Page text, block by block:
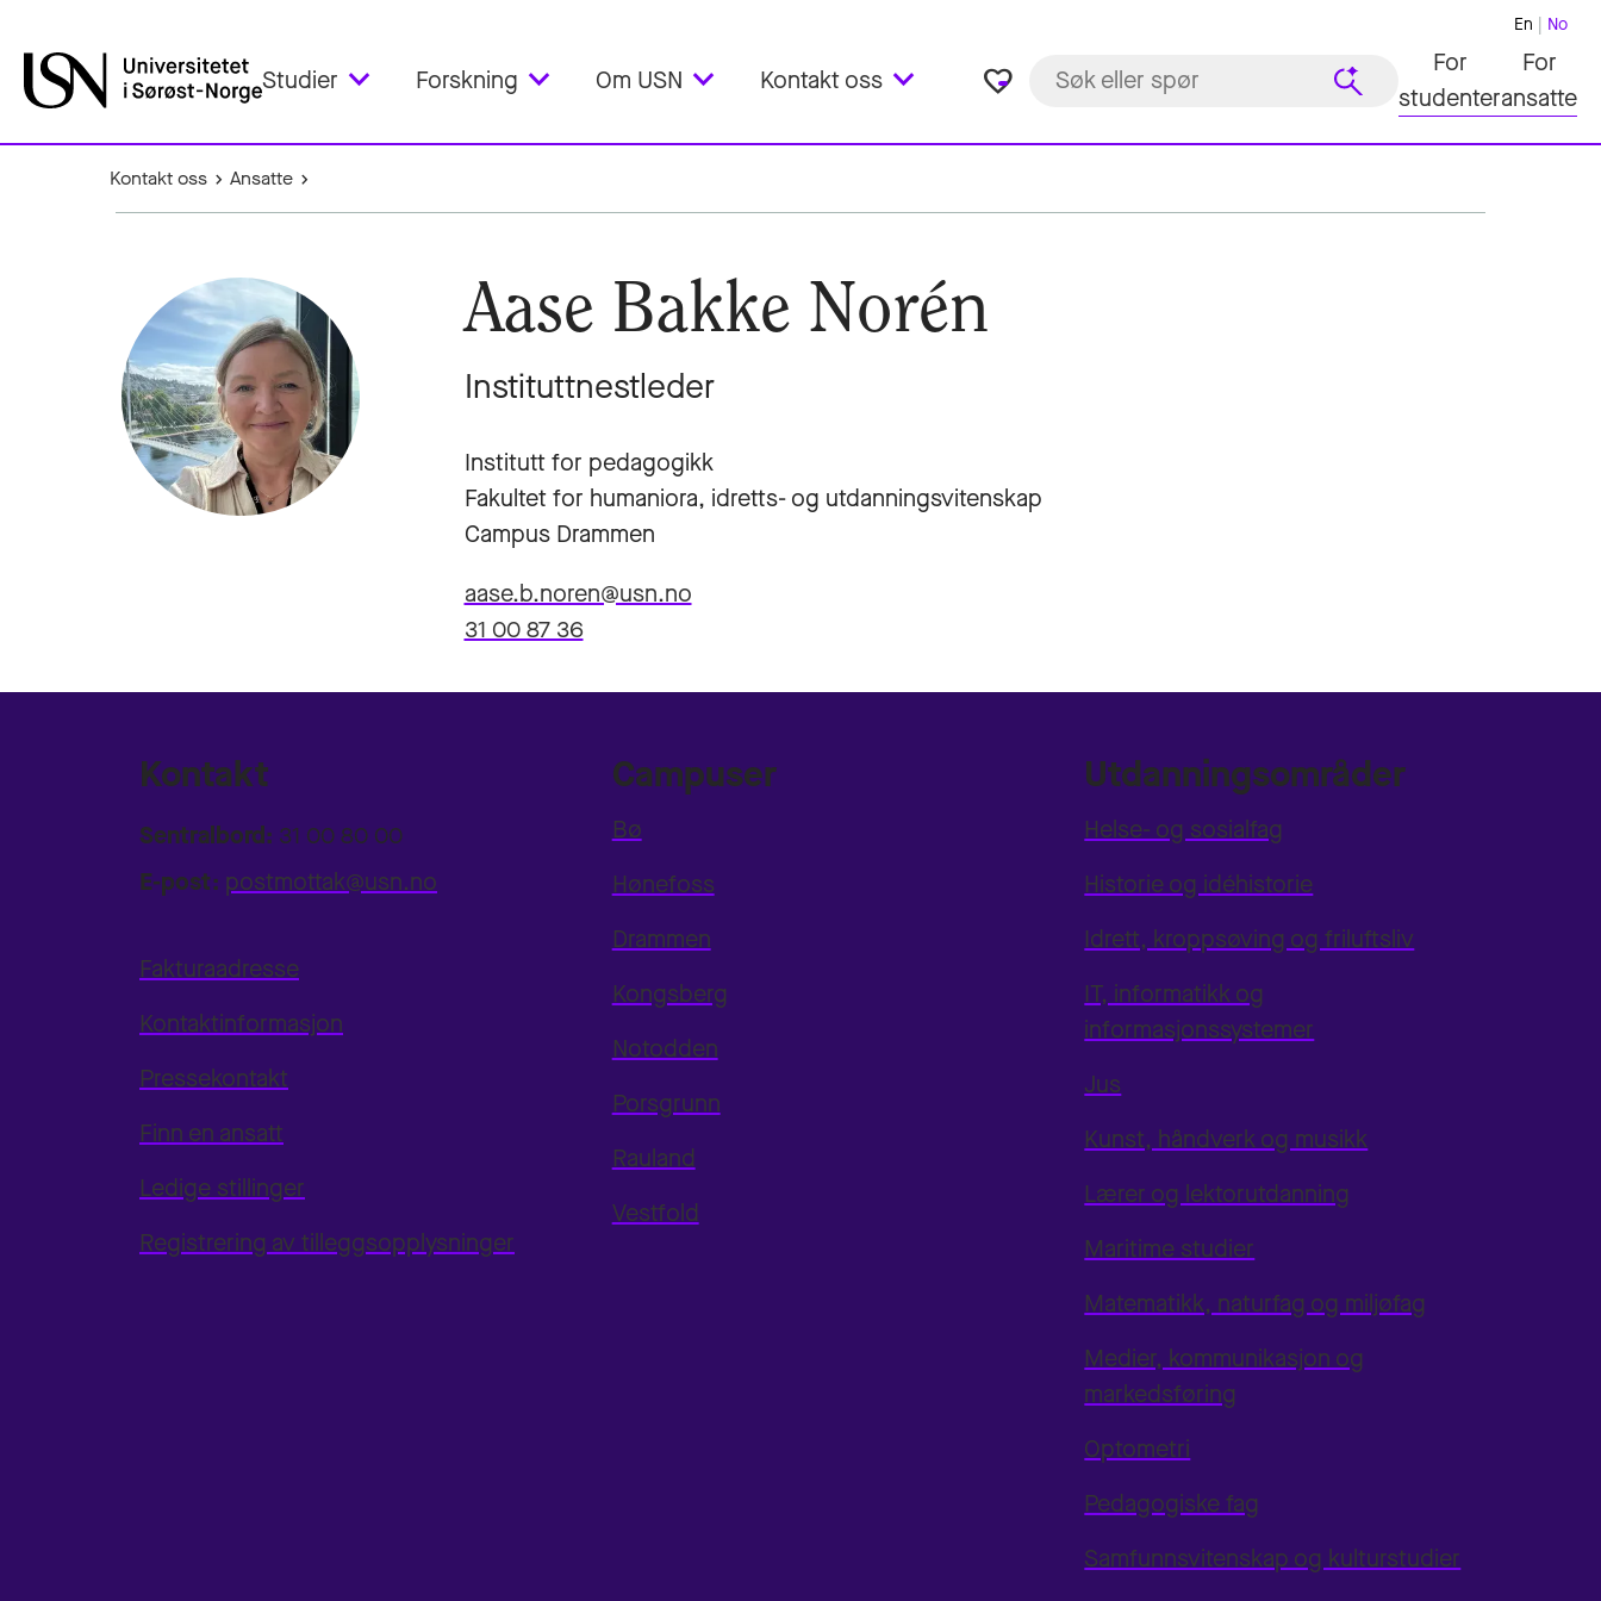
Studier Forskning Om USN Kontakt oss favorite_border
En No
For
studenter
For
ansatte
Kontakt oss Ansatte
Aase Bakke Norén
Instituttnestleder
Institutt for pedagogikk
Fakultet for humaniora, idretts- og utdanningsvitenskap
Campus Drammen
aase.b.noren@usn.no
31 00 87 36
Kontakt
Sentralbord: 31 00 80 00
E-post: postmottak@usn.no
Fakturaadresse
Kontaktinformasjon
Pressekontakt
Finn en ansatt
Ledige stillinger
Registrering av tilleggsopplysninger
Campuser
Bø
Hønefoss
Drammen
Kongsberg
Notodden
Porsgrunn
Rauland
Vestfold
Utdanningsområder
Helse- og sosialfag
Historie og idéhistorie
Idrett, kroppsøving og friluftsliv
IT, informatikk og
informasjonssystemer
Jus
Kunst, håndverk og musikk
Lærer og lektorutdanning
Maritime studier
Matematikk, naturfag og miljøfag
Medier, kommunikasjon og
markedsføring
Optometri
Pedagogiske fag
Samfunnsvitenskap og kulturstudier